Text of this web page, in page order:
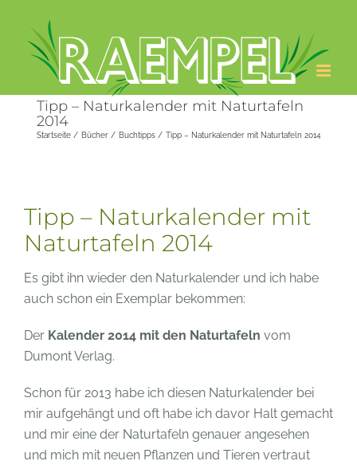
springen
Tipp – Naturkalender mit Naturtafeln
2014
Startseite Bücher Buchtipps Tipp – Naturkalender mit Naturtafeln 2014
Tipp – Naturkalender mit
Naturtafeln 2014
Es gibt ihn wieder den Naturkalender und ich habe
auch schon ein Exemplar bekommen:
Der Kalender 2014 mit den Naturtafeln vom
Dumont Verlag.
Schon für 2013 habe ich diesen Naturkalender bei
mir aufgehängt und oft habe ich davor Halt gemacht
und mir eine der Naturtafeln genauer angesehen
und mich mit neuen Pflanzen und Tieren vertraut